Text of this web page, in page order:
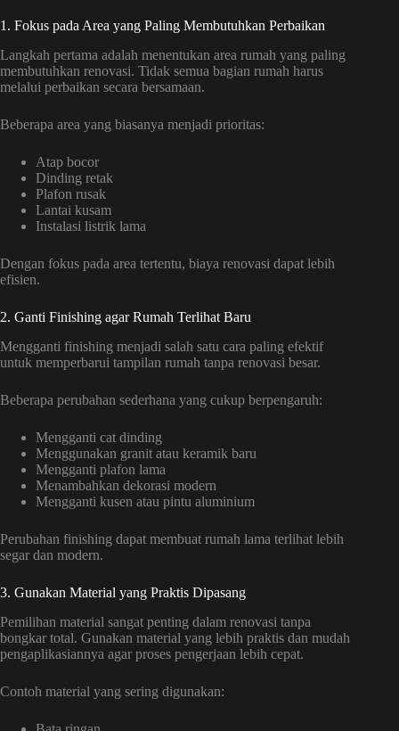
1. Fokus pada Area yang Paling Membutuhkan Perbaikan
Langkah pertama adalah menentukan area rumah yang paling
membutuhkan renovasi. Tidak semua bagian rumah harus
melalui perbaikan secara bersamaan.
Beberapa area yang biasanya menjadi prioritas:
Atap bocor
Dinding retak
Plafon rusak
Lantai kusam
Instalasi listrik lama
Dengan fokus pada area tertentu, biaya renovasi dapat lebih
efisien.
2. Ganti Finishing agar Rumah Terlihat Baru
Mengganti finishing menjadi salah satu cara paling efektif
untuk memperbarui tampilan rumah tanpa renovasi besar.
Beberapa perubahan sederhana yang cukup berpengaruh:
Mengganti cat dinding
Menggunakan granit atau keramik baru
Mengganti plafon lama
Menambahkan dekorasi modern
Mengganti kusen atau pintu aluminium
Perubahan finishing dapat membuat rumah lama terlihat lebih
segar dan modern.
3. Gunakan Material yang Praktis Dipasang
Pemilihan material sangat penting dalam renovasi tanpa
bongkar total. Gunakan material yang lebih praktis dan mudah
pengaplikasiannya agar proses pengerjaan lebih cepat.
Contoh material yang sering digunakan: